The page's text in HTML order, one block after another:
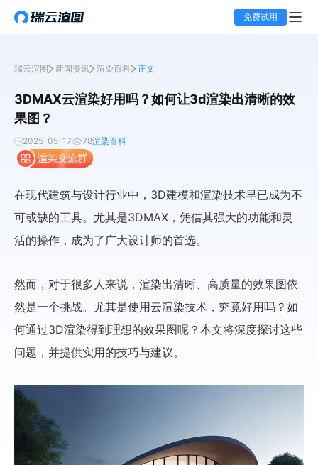
免费试用
瑞云渲图 新闻资讯 渲染百科 正文
3DMAX云渲染好用吗？如何让3d渲染出清晰的效
果图？
2025-05-17 78渲染百科
在现代建筑与设计行业中，3D建模和渲染技术早已成为不
可或缺的工具。尤其是3DMAX，凭借其强大的功能和灵
活的操作，成为了广大设计师的首选。
然而，对于很多人来说，渲染出清晰、高质量的效果图依
然是一个挑战。尤其是使用云渲染技术，究竟好用吗？如
何通过3D渲染得到理想的效果图呢？本文将深度探讨这些
问题，并提供实用的技巧与建议。